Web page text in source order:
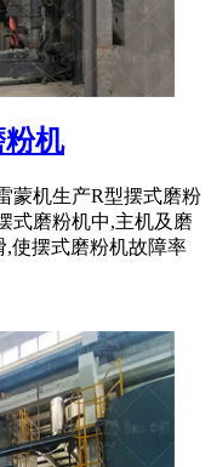
机
蒙机生产R型摆式磨粉
式磨粉机中,主机及磨
使摆式磨粉机故障率